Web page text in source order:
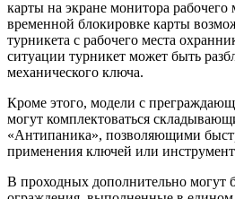
карты на экране монитора
временной блокировке карты
турникета с рабочего места
ситуации турникет может быть
механического ключа.
Кроме этого, модели с
могут комплектоваться
«Антипаника», позволяющими
применения ключей или
В проходных дополнительно могут